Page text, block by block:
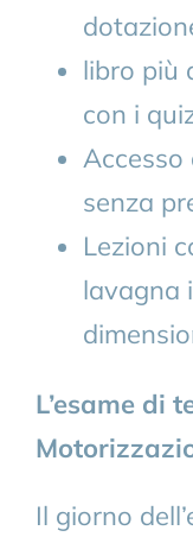
libro più
con i
Accesso
senza
Lezioni
lavagna
L’esame di
Il giorno